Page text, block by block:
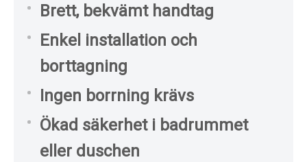
Brett, bekvämt handtag
Enkel installation och
borttagning
Ingen borrning krävs
Ökad säkerhet i badrummet
eller duschen